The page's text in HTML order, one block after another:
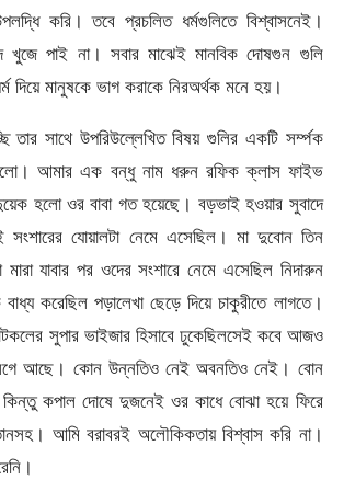
করি। তবে প্রচলিত ধর্মগুলিতে বিশ্বাসনেই।
খুজে পাই না। সবার মাঝেই মানবিক দোষগুন গুলি
দিয়ে মানুষকে ভাগ করাকে নিরঅর্থক মনে হয়।
তার সাথে উপরিউল্লেখিত বিষয় গুলির একটি সর্ম্পক
আমার এক বন্ধু নাম ধরুন রফিক ক্লাস ফাইভ
হলো ওর বাবা গত হয়েছে। বড়ভাই হওয়ার সুবাদে
সংশারের যোয়ালটা নেমে এসেছিল। মা দুবোন তিন
যাবার পর ওদের সংশারে নেমে এসেছিল নিদারুন
করেছিল পড়ালেখা ছেড়ে দিয়ে চাকুরীতে লাগতে।
সুপার ভাইজার হিসাবে ঢুকেছিলসেই কবে আজও
আছে। কোন উন্নতিও নেই অবনতিও নেই। বোন
কিন্তু কপাল দোষে দুজনেই ওর কাধে বোঝা হয়ে ফিরে
আমি বরাবরই অলৌকিকতায় বিশ্বাস করি না।